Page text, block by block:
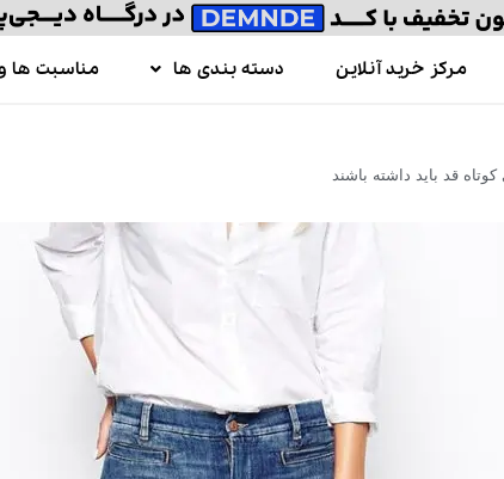
مرکز خرید آنلاین دسته بندی ها مناسبت ها